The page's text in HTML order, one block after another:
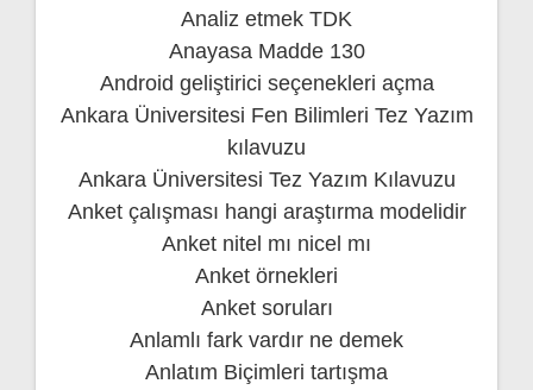
Analiz etmek TDK
Anayasa Madde 130
Android geliştirici seçenekleri açma
Ankara Üniversitesi Fen Bilimleri Tez Yazım
kılavuzu
Ankara Üniversitesi Tez Yazım Kılavuzu
Anket çalışması hangi araştırma modelidir
Anket nitel mı nicel mı
Anket örnekleri
Anket soruları
Anlamlı fark vardır ne demek
Anlatım Biçimleri tartışma